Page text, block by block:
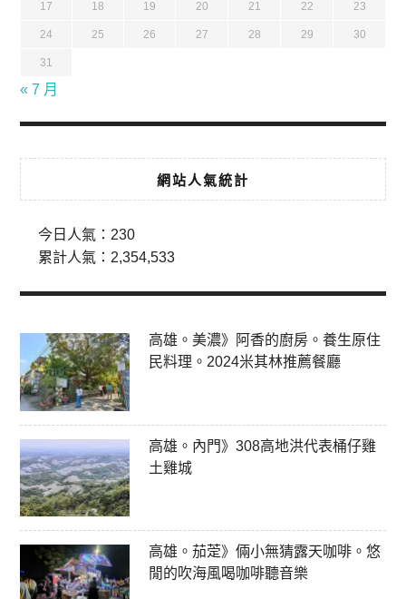
17 18 19 20 21 22 23
24 25 26 27 28 29 30
31
« 7 月
網站人氣統計
今日人氣： 230
累計人氣： 2,354,533
高雄。美濃》阿香的廚房。養生原住
民料理。2024米其林推薦餐廳
高雄。內門》308高地洪代表桶仔雞
土雞城
高雄。茄萣》倆小無猜露天咖啡。悠
閒的吹海風喝咖啡聽音樂